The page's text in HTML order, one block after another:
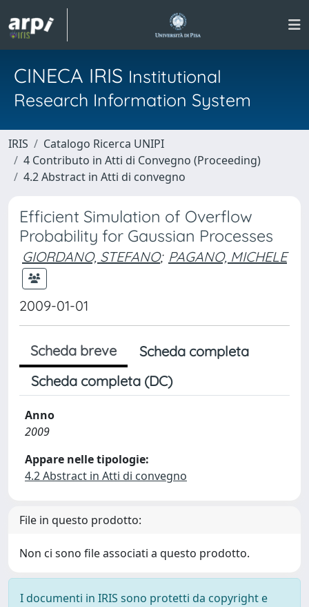
CINECA IRIS Institutional
Research Information System
IRIS
Catalogo Ricerca UNIPI
4 Contributo in Atti di Convegno (Proceeding)
4.2 Abstract in Atti di convegno
Efficient Simulation of Overflow
Probability for Gaussian Processes
GIORDANO, STEFANO; PAGANO, MICHELE
2009-01-01
Scheda breve
Scheda completa
Scheda completa (DC)
Anno
2009
Appare nelle tipologie:
4.2 Abstract in Atti di convegno
File in questo prodotto:
Non ci sono file associati a questo prodotto.
I documenti in IRIS sono protetti da copyright e